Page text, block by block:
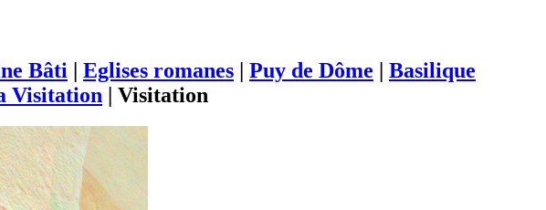
Bâti | Eglises romanes | Puy de Dôme | Basilique
Visitation | Visitation